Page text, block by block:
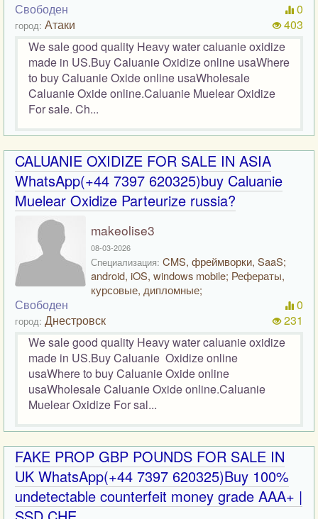
Свободен
город: Атаки
0
403
We sale good quality Heavy water caluanie oxidize
made in US.Buy Caluanie Oxidize online usaWhere
to buy Caluanie Oxide online usaWholesale
Caluanie Oxide online.Caluanie Muelear Oxidize
For sale. Ch...
CALUANIE OXIDIZE FOR SALE IN ASIA
WhatsApp(+44 7397 620325)buy Caluanie
Muelear Oxidize Parteurize russia?
makeolise3
08-03-2026
Специализация: CMS, фреймворки, SaaS;
android, iOS, windows mobile; Рефераты,
курсовые, дипломные;
Свободен
город: Днестровск
0
231
We sale good quality Heavy water caluanie oxidize
made in US.Buy Caluanie Oxidize online
usaWhere to buy Caluanie Oxide online
usaWholesale Caluanie Oxide online.Caluanie
Muelear Oxidize For sal...
FAKE PROP GBP POUNDS FOR SALE IN
UK WhatsApp(+44 7397 620325)Buy 100%
undetectable counterfeit money grade AAA+ |